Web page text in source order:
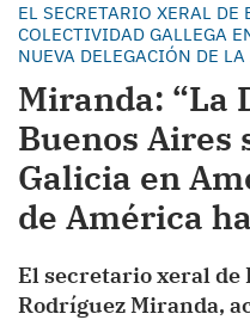
EL SECRETARIO XERAL
COLECTIVIDAD GALLEGA
NUEVA DELEGACIÓN DE
Miranda: “La
Buenos Aires
Galicia en
de América
El secretario xeral
Rodríguez Miranda,